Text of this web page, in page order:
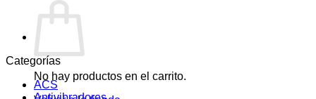
No hay productos en el carrito.
Categorías
ACS